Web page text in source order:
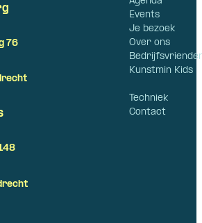
Events
Je bezoek
Over ons
Kunstmin Kids
Techniek
Contact
76